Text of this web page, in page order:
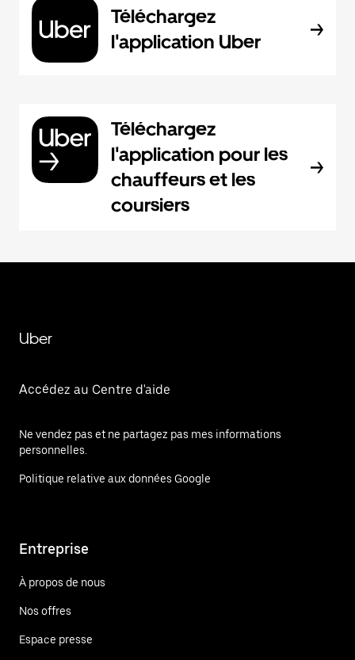
Téléchargez
l'application Uber
Téléchargez
l'application pour les
chauffeurs et les
coursiers
Uber
Accédez au Centre d'aide
Ne vendez pas et ne partagez pas mes informations
personnelles.
Politique relative aux données Google
Entreprise
À propos de nous
Nos offres
Espace presse